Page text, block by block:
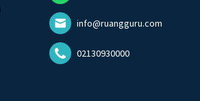
info@ruangguru.com
02130930000